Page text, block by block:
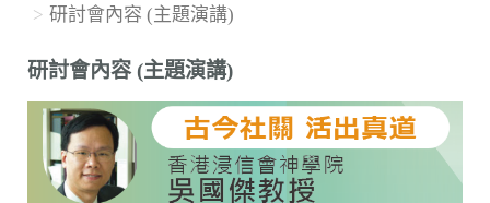
o
n
研討會內容 (主題演講)
研討會內容 (主題演講)